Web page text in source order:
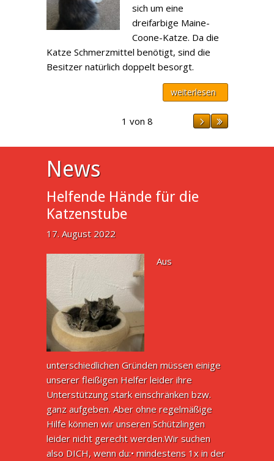
sich um eine
dreifarbige Maine-
Coone-Katze. Da die
Katze Schmerzmittel benötigt, sind die
Besitzer natürlich doppelt besorgt.
weiterlesen
1 von 8
News
Helfende Hände für die
Katzenstube
17. August 2022
Aus
unterschiedlichen Gründen müssen einige
unserer fleißigen Helfer leider ihre
Unterstützung stark einschränken bzw.
ganz aufgeben. Aber ohne regelmäßige
Hilfe können wir unseren Schützlingen
leider nicht gerecht werden.Wir suchen
also DICH, wenn du:• mindestens 1x in der